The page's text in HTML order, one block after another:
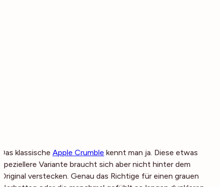
Das klassische Apple Crumble kennt man ja. Diese etwas
speziellere Variante braucht sich aber nicht hinter dem
Original verstecken. Genau das Richtige für einen grauen